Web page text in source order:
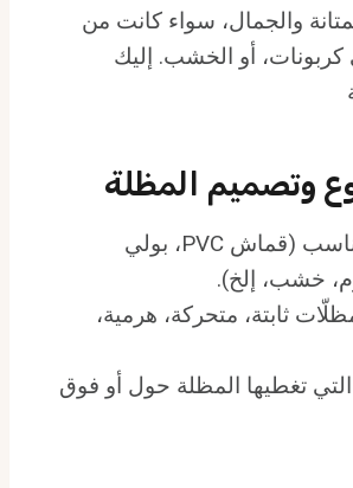
والجمال، سواء كانت من
كربونات، أو الخشب. إليك
اختيار النوع المناسب (قماش PVC، بولي
خشب، إلخ).
ثابتة، متحركة، هرمية،
تغطيها المظلة حول أو فوق